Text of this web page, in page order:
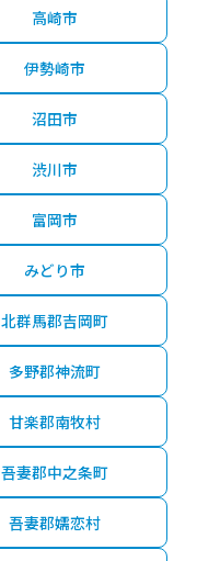
高崎市
伊勢崎市
沼田市
渋川市
富岡市
みどり市
北群馬郡吉岡町
多野郡神流町
甘楽郡南牧村
吾妻郡中之条町
吾妻郡嬬恋村